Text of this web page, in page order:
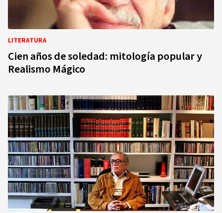
LITERATURA
Cien años de soledad: mitología popular y
Realismo Mágico